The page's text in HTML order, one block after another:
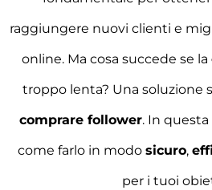
raggiungere nuovi clienti e
online. Ma cosa succede se la
troppo lenta? Una soluzione
comprare follower. In
come farlo in modo sicuro,
per i tuoi